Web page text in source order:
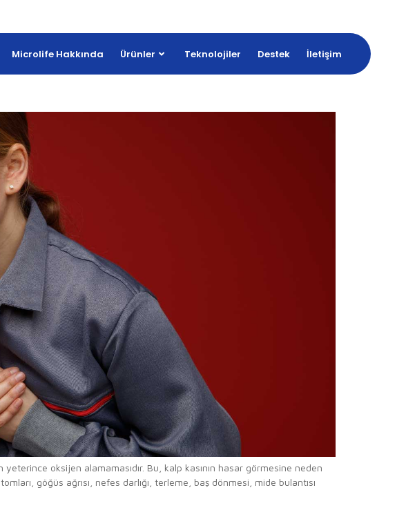
Microlife Hakkında Ürünler Teknolojiler Destek İletişim
oksijen alamamasıdır. Bu, kalp kasının hasar görmesine neden
göğüs ağrısı, nefes darlığı, terleme, baş dönmesi, mide bulantısı